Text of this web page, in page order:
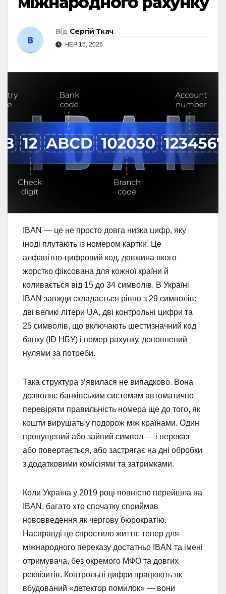
Від Сергій Ткач
ЧЕР 15, 2026
IBAN — це не просто довга низка цифр, яку
іноді плутають із номером картки. Це
алфавітно-цифровий код, довжина якого
жорстко фіксована для кожної країни й
коливається від 15 до 34 символів. В Україні
IBAN завжди складається рівно з 29 символів:
дві великі літери UA, дві контрольні цифри та
25 символів, що включають шестизначний код
банку (ID НБУ) і номер рахунку, доповнений
нулями за потреби.
Така структура з’явилася не випадково. Вона
дозволяє банківським системам автоматично
перевіряти правильність номера ще до того, як
кошти вирушать у подорож між країнами. Один
пропущений або зайвий символ — і переказ
або повертається, або застрягає на дні обробки
з додатковими комісіями та затримками.
Коли Україна у 2019 році повністю перейшла на
IBAN, багато хто спочатку сприймав
нововведення як чергову бюрократію.
Насправді це спростило життя: тепер для
міжнародного переказу достатньо IBAN та імені
отримувача, без окремого МФО та довгих
реквізитів. Контрольні цифри працюють як
вбудований «детектор помилок» — вони